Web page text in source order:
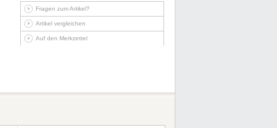
Fragen zum Artikel?
Artikel vergleichen
Auf den Merkzettel